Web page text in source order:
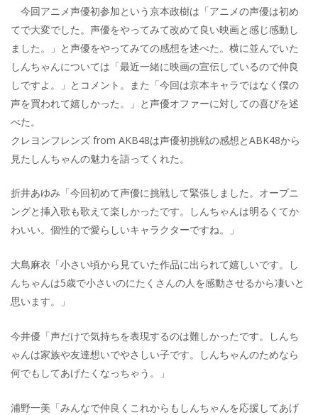
今回アニメ声優初参加という京本政樹は「アニメの声優は初め
てで大変でした。声優をやってみて改めて良い映画と感じ感動し
ました。」と声優をやってみての感想を述べた。横に並んでいた
しんちゃんについては「最近一緒に映画の宣伝しているので仲良
しですよ。」とコメント。また「今回は京本キャラではなく僕の
声を買われて嬉しかった。」と声優オファーに対しての喜びを述
べた。
クレヨンフレンズ from AKB48は声優初挑戦の感想とABK48から
見たしんちゃんの魅力を語ってくれた。
折井あゆみ「今回初めて声優に挑戦して緊張しました。オープニ
ングと挿入歌も歌えて楽しかったです。しんちゃんは明るくてか
わいい。個性的で愛らしいキャラクターですね。」
大島麻衣「小さい頃から見ていた作品に出られて嬉しいです。し
んちゃんは5歳で小さいのにたくさんの人を感動させるから凄いと
思います。」
今井優「声だけで気持ちを表現するのは難しかったです。しんち
ゃんは家族や友達想いでやさしい子です。しんちゃんのためなら
何でもしてあげたくなっちゃう。」
浦野一美「みんなで仲良くこれからもしんちゃんを応援してあげ